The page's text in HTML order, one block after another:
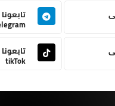
tikTok